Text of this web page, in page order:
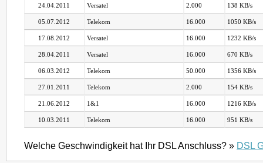
24.04.2011 Versatel 2.000 138 KB/s
05.07.2012 Telekom 16.000 1050 KB/s
17.08.2012 Versatel 16.000 1232 KB/s
28.04.2011 Versatel 16.000 670 KB/s
06.03.2012 Telekom 50.000 1356 KB/s
27.01.2011 Telekom 2.000 154 KB/s
21.06.2012 1&1 16.000 1216 KB/s
10.03.2011 Telekom 16.000 951 KB/s
Welche Geschwindigkeit hat Ihr DSL Anschluss? » DSL